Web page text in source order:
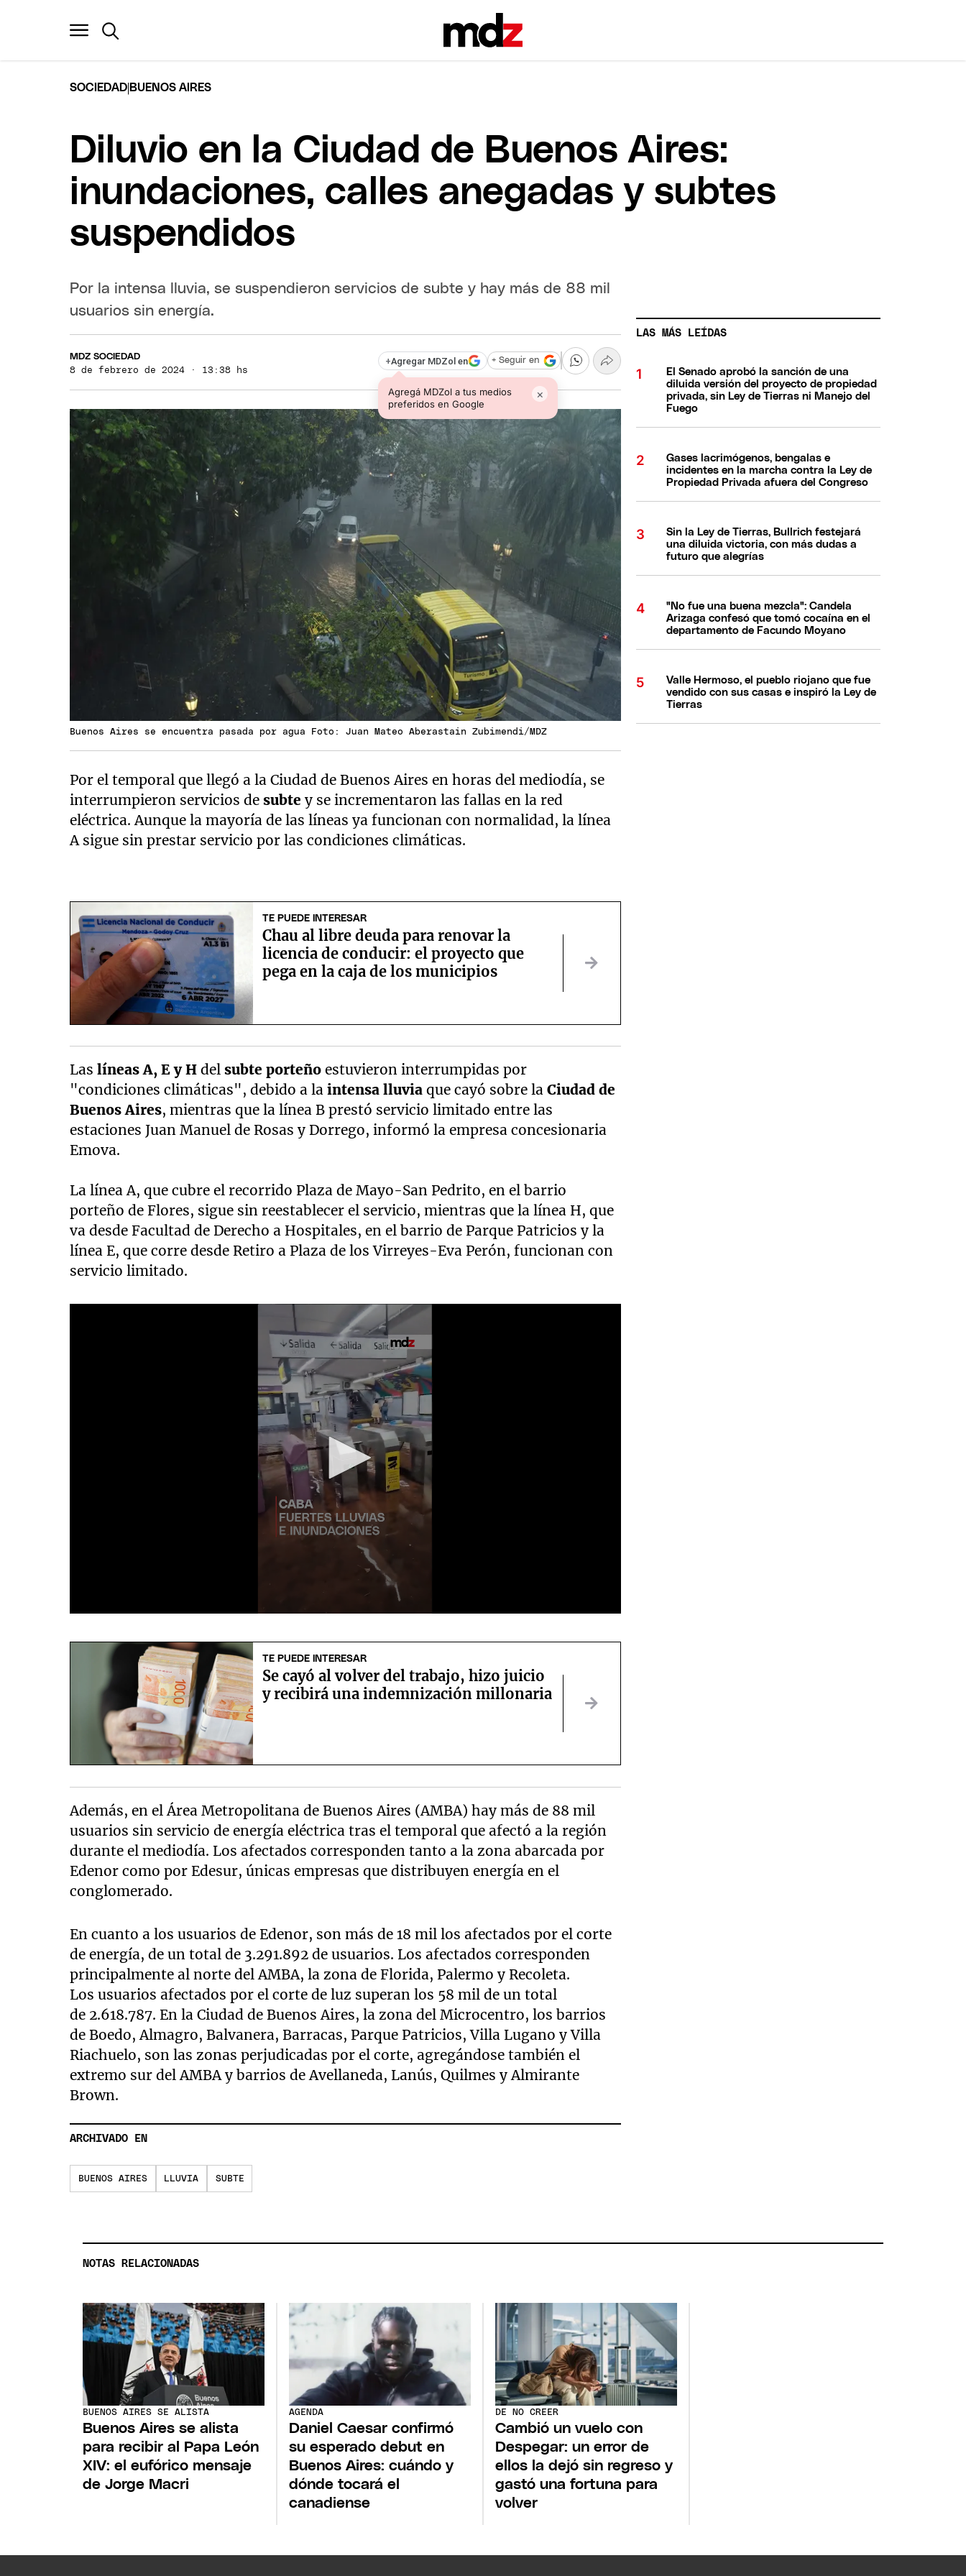
SOCIEDAD BUENOS AIRES
Diluvio en la Ciudad de Buenos Aires:
inundaciones, calles anegadas y subtes
suspendidos
Por la intensa lluvia, se suspendieron servicios de subte y hay más de 88 mil
usuarios sin energía.
MDZ SOCIEDAD
8 de febrero de 2024 · 13:38 hs
+Agregar MDZol en
Agregá MDZol a tus medios
preferidos en Google
×
+ Seguir en
Buenos Aires se encuentra pasada por agua Foto: Juan Mateo Aberastain Zubimendi/MDZ
Por el temporal que llegó a la Ciudad de Buenos Aires en horas del mediodía, se
interrumpieron servicios desubtey se incrementaron las fallas en la red
eléctrica. Aunque la mayoría de las líneas ya funcionan con normalidad, la línea
A sigue sin prestar servicio por las condiciones climáticas.
TE PUEDE INTERESAR
Chau al libre deuda para renovar la
licencia de conducir: el proyecto que
pega en la caja de los municipios
Las líneas A, E y H delsubte porteño estuvieron interrumpidas por
"condiciones climáticas", debido a laintensa lluvia que cayó sobre laCiudad de
Buenos Aires, mientras que la línea B prestó servicio limitado entre las
estaciones Juan Manuel de Rosas y Dorrego, informó la empresa concesionaria
Emova.
La línea A, que cubre el recorrido Plaza de Mayo-San Pedrito, en el barrio
porteño de Flores, sigue sin reestablecer el servicio, mientras que la línea H, que
va desde Facultad de Derecho a Hospitales, en el barrio de Parque Patricios y la
línea E, que corre desde Retiro a Plaza de los Virreyes-Eva Perón, funcionan con
servicio limitado.
of
seconds
Volume
TE PUEDE INTERESAR
Se cayó al volver del trabajo, hizo juicio
y recibirá una indemnización millonaria
Además, en el Área Metropolitana de Buenos Aires (AMBA) hay más de 88 mil
usuarios sin servicio de energía eléctrica tras el temporal que afectó a la región
durante el mediodía. Los afectados corresponden tanto a la zona abarcada por
Edenor como por Edesur, únicas empresas que distribuyen energía en el
conglomerado.
En cuanto a los usuarios de Edenor, son más de 18 mil los afectados por el corte
de energía, de un total de 3.291.892 de usuarios. Los afectados corresponden
principalmente al norte del AMBA, la zona de Florida, Palermo y Recoleta.
Los usuarios afectados por el corte de luz superan los 58 mil de un total
de 2.618.787. En la Ciudad de Buenos Aires, la zona del Microcentro, los barrios
de Boedo, Almagro, Balvanera, Barracas, Parque Patricios, Villa Lugano y Villa
Riachuelo, son las zonas perjudicadas por el corte, agregándose también el
extremo sur del AMBA y barrios de Avellaneda, Lanús, Quilmes y Almirante
Brown.
ARCHIVADO EN
BUENOS AIRES LLUVIA SUBTE
LAS MÁS LEÍDAS
El Senado aprobó la sanción de una
diluida versión del proyecto de propiedad
privada, sin Ley de Tierras ni Manejo del
Fuego
Gases lacrimógenos, bengalas e
incidentes en la marcha contra la Ley de
Propiedad Privada afuera del Congreso
Sin la Ley de Tierras, Bullrich festejará
una diluida victoria, con más dudas a
futuro que alegrías
"No fue una buena mezcla": Candela
Arizaga confesó que tomó cocaína en el
departamento de Facundo Moyano
Valle Hermoso, el pueblo riojano que fue
vendido con sus casas e inspiró la Ley de
Tierras
NOTAS RELACIONADAS
BUENOS AIRES SE ALISTA
Buenos Aires se alista
para recibir al Papa León
XIV: el eufórico mensaje
de Jorge Macri
AGENDA
Daniel Caesar confirmó
su esperado debut en
Buenos Aires: cuándo y
dónde tocará el
canadiense
DE NO CREER
Cambió un vuelo con
Despegar: un error de
ellos la dejó sin regreso y
gastó una fortuna para
volver